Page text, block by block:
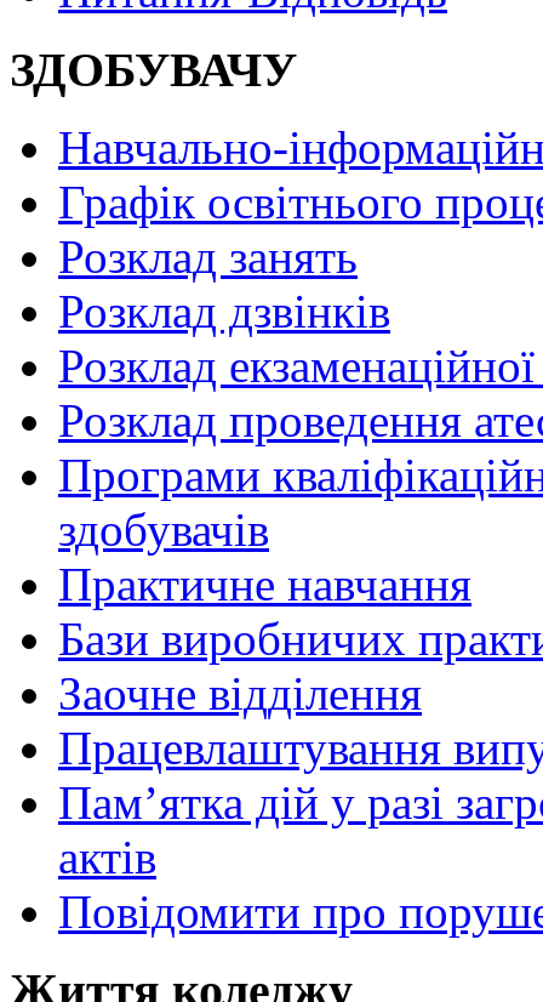
ЗДОБУВАЧУ
Навчально-
Графік освітнього
Розклад занять
Розклад дзвінків
Розклад екзаменаційної
Розклад проведення
Програми
здобувачів
Практичне навчання
Бази виробничих
Заочне відділення
Працевлаштування
Пам’ятка дій у разі
актів
Повідомити про
Життя коледжу